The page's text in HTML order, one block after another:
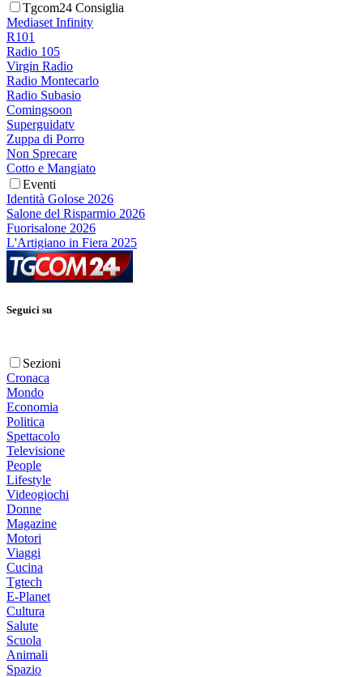
Tgcom24 Consiglia
Mediaset Infinity
R101
Radio 105
Virgin Radio
Radio Montecarlo
Radio Subasio
Comingsoon
Superguidatv
Zuppa di Porro
Non Sprecare
Cotto e Mangiato
Eventi
Identità Golose 2026
Salone del Risparmio 2026
Fuorisalone 2026
L'Artigiano in Fiera 2025
Seguici su
Sezioni
Cronaca
Mondo
Economia
Politica
Spettacolo
Televisione
People
Lifestyle
Videogiochi
Donne
Magazine
Motori
Viaggi
Cucina
Tgtech
E-Planet
Cultura
Salute
Scuola
Animali
Spazio